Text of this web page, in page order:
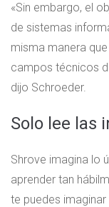
«Sin embargo, el
de sistemas
misma manera
campos técnicos
dijo Schroeder.
Solo lee las
Shrove imagina lo
aprender tan
te puedes